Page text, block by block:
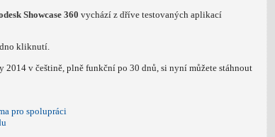
Showcase 360 vychází z dříve testovaných aplikací
kliknutí.
v češtině, plně funkční po 30 dnů, si nyní můžete stáhnout
pro spolupráci